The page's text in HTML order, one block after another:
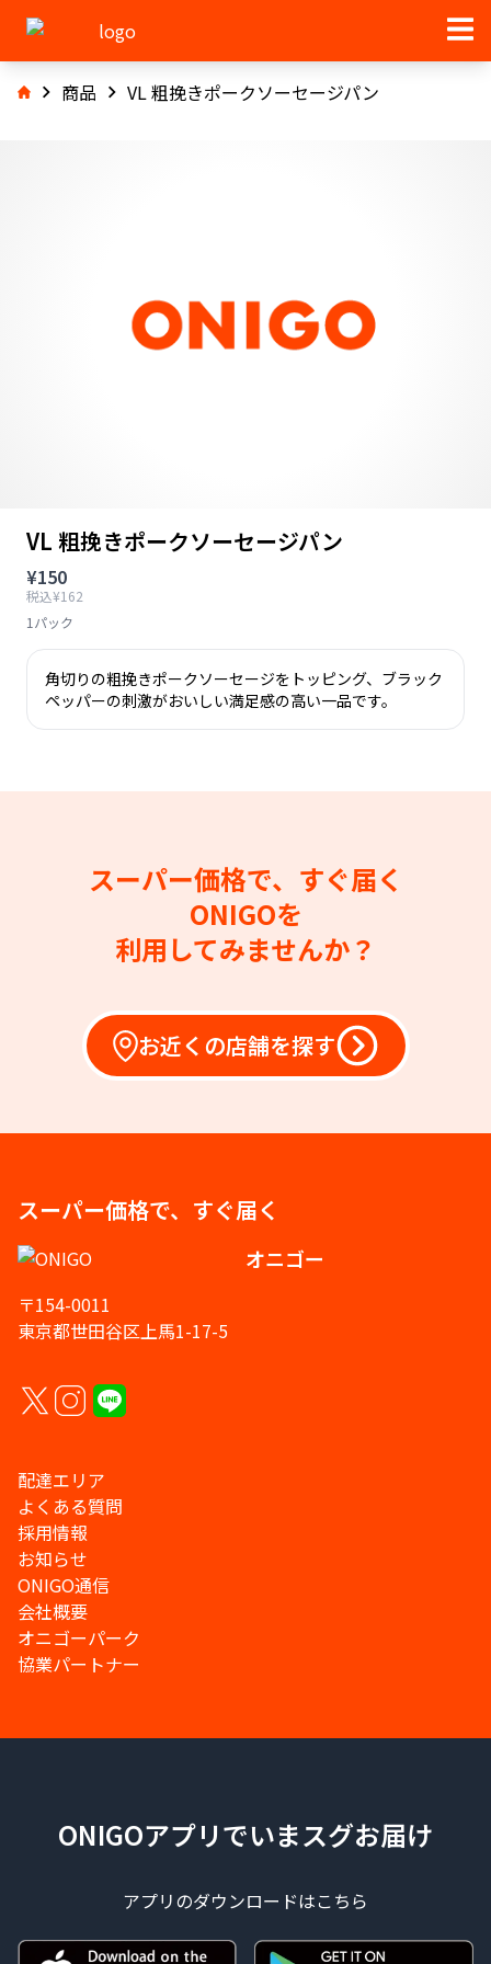
商品 VL 粗挽きポークソーセージパン
VL 粗挽きポークソーセージパン
¥150
税込¥162
1パック
角切りの粗挽きポークソーセージをトッピング、ブラック
ペッパーの刺激がおいしい満足感の高い一品です。
スーパー価格で、すぐ届く
ONIGOを
利用してみませんか？
お近くの店舗を探す
スーパー価格で、すぐ届く
オニゴー
〒154-0011
東京都世田谷区上馬1-17-5
配達エリア
よくある質問
採用情報
お知らせ
ONIGO通信
会社概要
オニゴーパーク
協業パートナー
ONIGOアプリでいまスグお届け
アプリのダウンロードはこちら